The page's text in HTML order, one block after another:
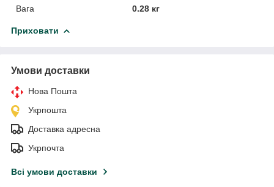
Вага
0.28 кг
Приховати
Умови доставки
Нова Пошта
Укрпошта
Доставка адресна
Укрпочта
Всі умови доставки